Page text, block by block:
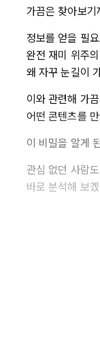
가끔은 찾아보기
정보를 얻을 필
완전 재미 위주
왜 자꾸 눈길이
이와 관련해 가
어떤 콘텐츠를
이 비밀을 알게
관심 없던 사람
바로 분석해 보